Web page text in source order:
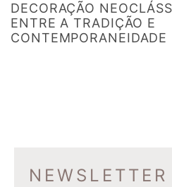
DECORAÇÃO
ENTRE A TRADIÇÃO E
CONTEMPORANEIDADE
NEWSLETTER